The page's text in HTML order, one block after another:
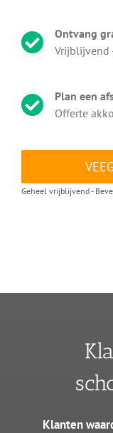
Ontvang
Vrijblijvend
Plan een
Offerte
Geheel vrijblijvend -
Klanten